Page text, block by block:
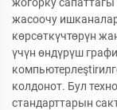
жасоочу
көрсөткүчтөрүн
үчүн өндүрүш
колдонот. Бул
стандарттарын